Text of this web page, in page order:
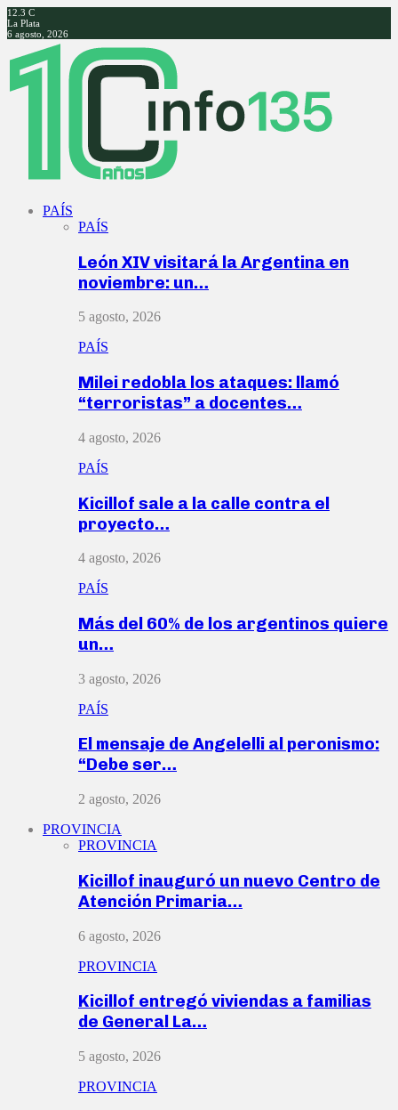
12.3 C
La Plata
6 agosto, 2026
Facebook
Twitter
Instagram
Youtube
PAÍS
PAÍS
León XIV visitará la Argentina en
noviembre: un…
5 agosto, 2026
PAÍS
Milei redobla los ataques: llamó
“terroristas” a docentes…
4 agosto, 2026
PAÍS
Kicillof sale a la calle contra el
proyecto…
4 agosto, 2026
PAÍS
Más del 60% de los argentinos quiere
un…
3 agosto, 2026
PAÍS
El mensaje de Angelelli al peronismo:
“Debe ser…
2 agosto, 2026
PROVINCIA
PROVINCIA
Kicillof inauguró un nuevo Centro de
Atención Primaria…
6 agosto, 2026
PROVINCIA
Kicillof entregó viviendas a familias
de General La…
5 agosto, 2026
PROVINCIA